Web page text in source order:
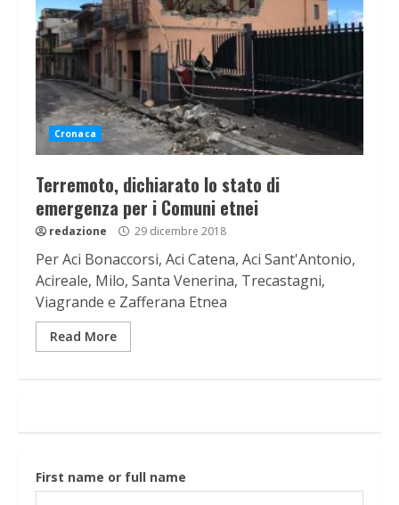
Cronaca
Terremoto, dichiarato lo stato di
emergenza per i Comuni etnei
redazione 29 dicembre 2018
Per Aci Bonaccorsi, Aci Catena, Aci Sant'Antonio,
Acireale, Milo, Santa Venerina, Trecastagni,
Viagrande e Zafferana Etnea
Read More
First name or full name